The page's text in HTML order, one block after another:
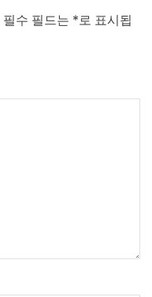
필수 필드는 *로 표시됩